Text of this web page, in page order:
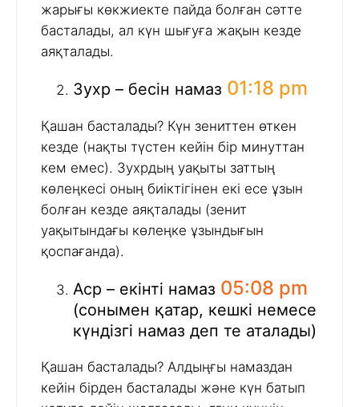
жарығы көкжиекте пайда болған сәтте
басталады, ал күн шығуға жақын кезде
аяқталады.
Зухр – бесін намаз 01:18 pm
Қашан басталады? Күн зениттен өткен
кезде (нақты түстен кейін бір минуттан
кем емес). Зухрдың уақыты заттың
көлеңкесі оның биіктігінен екі есе ұзын
болған кезде аяқталады (зенит
уақытындағы көлеңке ұзындығын
қоспағанда).
Аср – екінті намаз 05:08 pm
(сонымен қатар, кешкі немесе
күндізгі намаз деп те аталады)
Қашан басталады? Алдыңғы намаздан
кейін бірден басталады және күн батып